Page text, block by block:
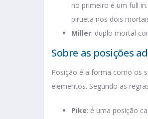
no primeiro é um full
pirueta nos dois
Miller: duplo mortal
Sobre as posições
Posição é a forma como os
elementos. Segundo as
Pike: é uma posição